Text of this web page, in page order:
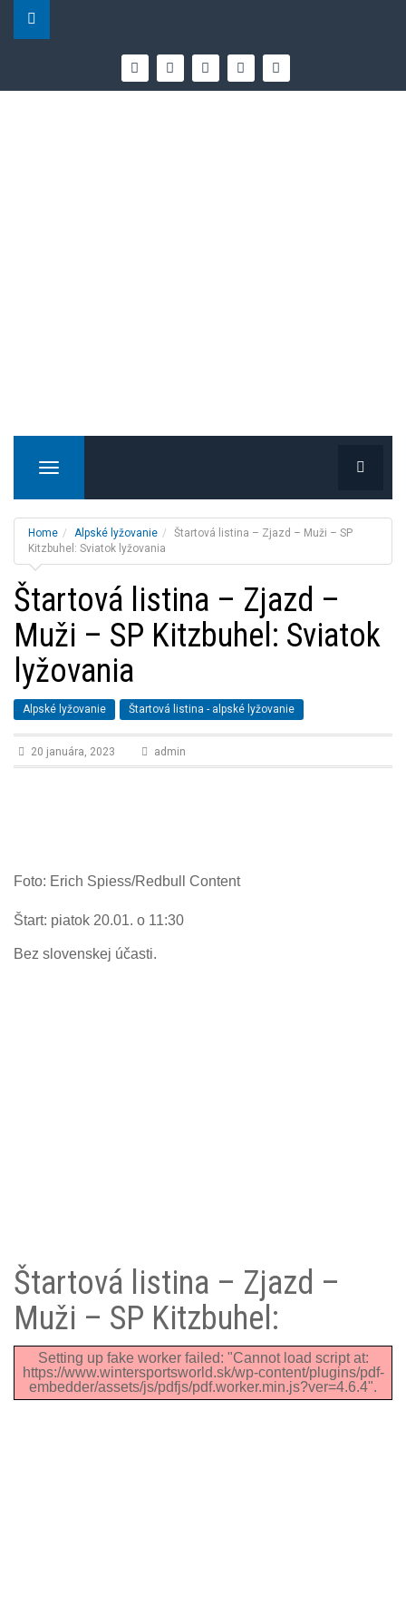
T
g
l
e
n
a
v
i
g
t
i
o
n
Home Alpské lyžovanie
Štartová listina – Zjazd – Muži – SP
Kitzbuhel: Sviatok lyžovania
Štartová listina – Zjazd –
Muži – SP Kitzbuhel: Sviatok
lyžovania
Alpské lyžovanie Štartová listina - alpské lyžovanie
20 januára, 2023 admin
Foto: Erich Spiess/Redbull Content
Štart: piatok 20.01. o 11:30
Bez slovenskej účasti.
Štartová listina – Zjazd –
Muži – SP Kitzbuhel:
Setting up fake worker failed: "Cannot load script at:
https://www.wintersportsworld.sk/wp-content/plugins/pdf-
embedder/assets/js/pdfjs/pdf.worker.min.js?ver=4.6.4".